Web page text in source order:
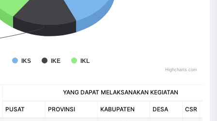
IKS IKE IKL
Highcharts.com
YANG DAPAT MELAKSANAKAN KEGIATAN
PUSAT PROVINSI KABUPATEN DESA CSR